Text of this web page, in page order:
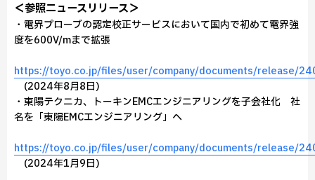
＜参照ニュースリリース＞
・電界プローブの認定校正サービスにおいて国内で初めて電界強
度を600V/mまで拡張
https://toyo.co.jp/files/user/company/documents/release/
(2024年8月8日)
・東陽テクニカ、トーキンEMCエンジニアリングを子会社化 社
名を「東陽EMCエンジニアリング」へ
https://toyo.co.jp/files/user/company/documents/release/
(2024年1月9日)